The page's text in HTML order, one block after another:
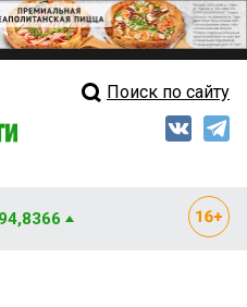
Свежий выпускПоиск по сайту